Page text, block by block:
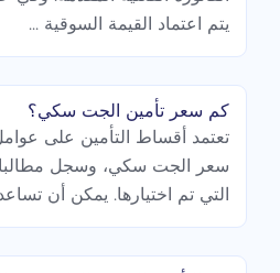
يتم اعتماد القيمة السوقية ...
كم سعر تأمين الجت سكي؟
تعتمد أقساط التأمين على
سعر الجت سكي، وسجل
التي تم اختيارها. يمكن أن